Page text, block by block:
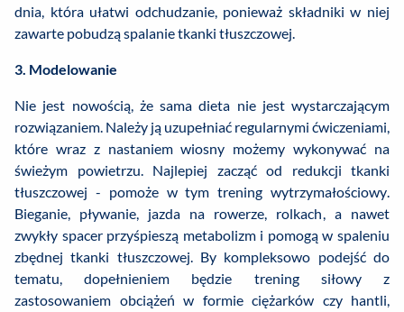
dnia, która ułatwi odchudzanie, ponieważ składniki w niej
zawarte pobudzą spalanie tkanki tłuszczowej.
3. Modelowanie
Nie jest nowością, że sama dieta nie jest wystarczającym
rozwiązaniem. Należy ją uzupełniać regularnymi ćwiczeniami,
które wraz z nastaniem wiosny możemy wykonywać na
świeżym powietrzu. Najlepiej zacząć od redukcji tkanki
tłuszczowej - pomoże w tym trening wytrzymałościowy.
Bieganie, pływanie, jazda na rowerze, rolkach, a nawet
zwykły spacer przyśpieszą metabolizm i pomogą w spaleniu
zbędnej tkanki tłuszczowej. By kompleksowo podejść do
tematu, dopełnieniem będzie trening siłowy z
zastosowaniem obciążeń w formie ciężarków czy hantli,